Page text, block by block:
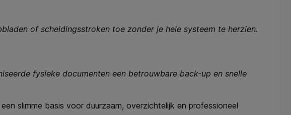
of scheidingsstroken toe zonder je hele systeem te herzien.
fysieke documenten een betrouwbare back-up en snelle
slimme basis voor duurzaam, overzichtelijk en professioneel